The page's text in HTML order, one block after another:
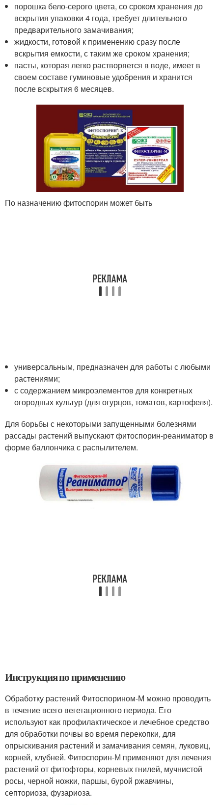
порошка бело-серого цвета, со сроком хранения до
вскрытия упаковки 4 года, требует длительного
предварительного замачивания;
жидкости, готовой к применению сразу после
вскрытия емкости, с таким же сроком хранения;
пасты, которая легко растворяется в воде, имеет в
своем составе гуминовые удобрения и хранится
после вскрытия 6 месяцев.
По назначению фитоспорин может быть
универсальным, предназначен для работы с любыми
растениями;
с содержанием микроэлементов для конкретных
огородных культур (для огурцов, томатов, картофеля).
Для борьбы с некоторыми запущенными болезнями
рассады растений выпускают фитоспорин-реаниматор в
форме баллончика с распылителем.
Инструкция по применению
Обработку растений Фитоспорином-М можно проводить
в течение всего вегетационного периода. Его
используют как профилактическое и лечебное средство
для обработки почвы во время перекопки, для
опрыскивания растений и замачивания семян, луковиц,
корней, клубней. Фитоспорин-М применяют для лечения
растений от фитофторы, корневых гнилей, мучнистой
росы, черной ножки, паршы, бурой ржавчины,
септориоза, фузариоза.